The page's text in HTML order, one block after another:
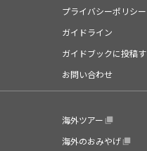
プライバシーポリシー
ガイドライン
ガイドブックに投稿す
お問い合わせ
海外ツアー
海外のおみやげ